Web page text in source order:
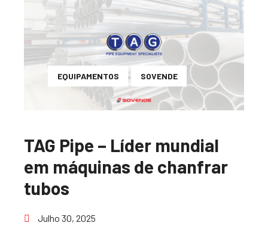
EQUIPAMENTOS SOVENDE
TAG Pipe – Líder mundial
em máquinas de chanfrar
tubos
Julho 30, 2025